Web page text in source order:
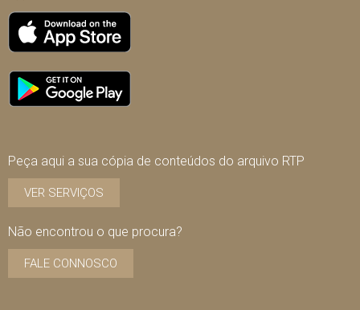
Peça aqui a sua cópia de conteúdos do arquivo RTP
VER SERVIÇOS
Não encontrou o que procura?
FALE CONNOSCO